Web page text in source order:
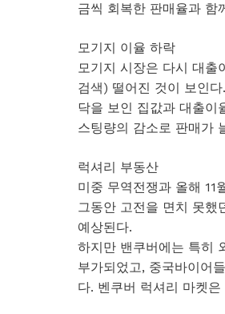
금씩 회복한 판매율과 함
모기지 이율 하락
모기지 시장은 다시 대
검색) 떨어진 것이 보인
닥을 보인 집값과 대출이
스팅량의 감소로 판매가
럭셔리 부동산
미중 무역전쟁과 올해 11
그동안 고전을 면치 못했
예상된다.
하지만 밴쿠버에는 특히
부가되었고, 중국바이어
다. 벤쿠버 럭셔리 마켓